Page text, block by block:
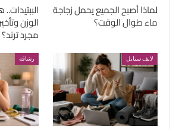
لماذا أصبح الجميع يحمل زجاجة
ماء طوال الوقت؟ الوزن
مجرد ترند؟
لايف ستايل رشاقة